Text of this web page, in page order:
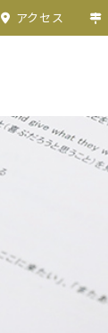
アクセス